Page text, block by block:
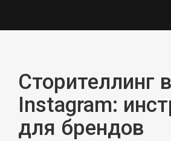
Сторителлинг в
Instagram:
для брендов